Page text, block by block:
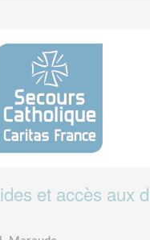
et accès aux